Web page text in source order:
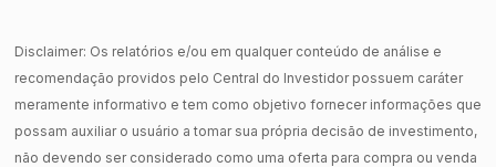
Disclaimer: Os relatórios e/ou em qualquer conteúdo de análise e
recomendação providos pelo Central do Investidor possuem caráter
meramente informativo e tem como objetivo fornecer informações que
possam auxiliar o usuário a tomar sua própria decisão de investimento,
não devendo ser considerado como uma oferta para compra ou venda